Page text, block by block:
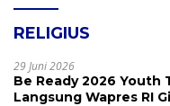
RELIGIUS
29 Juni 2026
Be Ready 2026 Youth
Langsung Wapres RI